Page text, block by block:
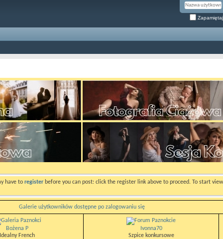
have to register before you can post: click the register link above to proceed. To start
Galerie użytkowników dostępne po zalogowaniu się
Bożena P
Idealny French
Ivonna70
Szpice konkursowe